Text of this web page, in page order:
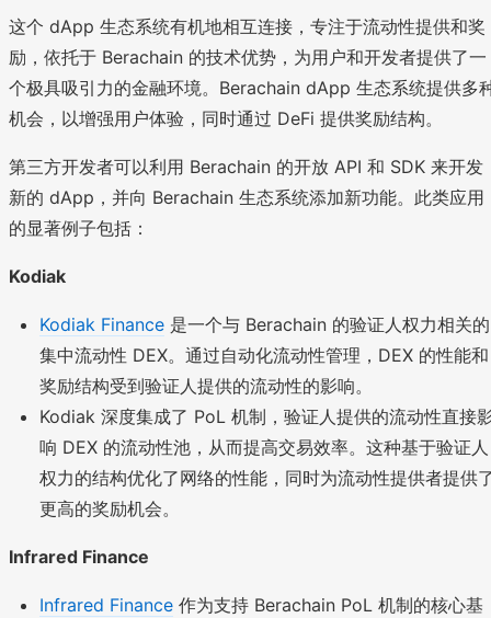
这个 dApp 生态系统有机地相互连接，专注于流动性提供和奖
励，依托于 Berachain 的技术优势，为用户和开发者提供了一
个极具吸引力的金融环境。Berachain dApp 生态系统提供多
机会，以增强用户体验，同时通过 DeFi 提供奖励结构。
第三方开发者可以利用 Berachain 的开放 API 和 SDK 来开发
新的 dApp，并向 Berachain 生态系统添加新功能。此类应用
的显著例子包括：
Kodiak
Kodiak Finance 是一个与 Berachain 的验证人权力相关的
集中流动性 DEX。通过自动化流动性管理，DEX 的性能和
奖励结构受到验证人提供的流动性的影响。
Kodiak 深度集成了 PoL 机制，验证人提供的流动性直接
响 DEX 的流动性池，从而提高交易效率。这种基于验证人
权力的结构优化了网络的性能，同时为流动性提供者提供
更高的奖励机会。
Infrared Finance
Infrared Finance 作为支持 Berachain PoL 机制的核心基